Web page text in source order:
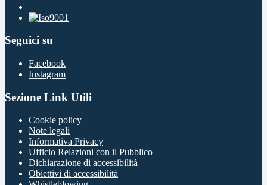
Seguici su
Facebook
Instagram
Sezione Link Utili
Cookie policy
Note legali
Informativa Privacy
Ufficio Relazioni con il Pubblico
Dichiarazione di accessibilità
Obiettivi di accessibilità